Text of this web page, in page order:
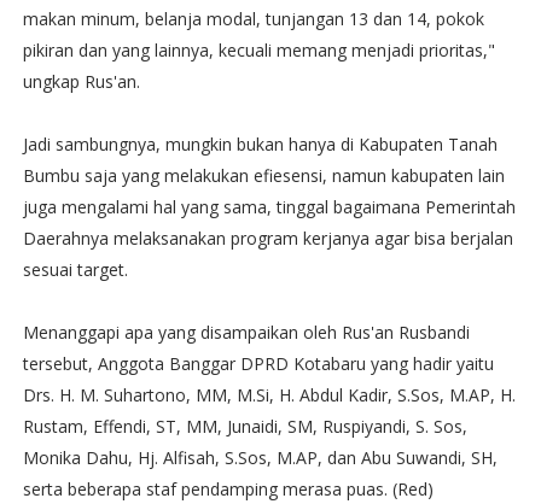
makan minum, belanja modal, tunjangan 13 dan 14, pokok
pikiran dan yang lainnya, kecuali memang menjadi prioritas,"
ungkap Rus'an.
Jadi sambungnya, mungkin bukan hanya di Kabupaten Tanah
Bumbu saja yang melakukan efiesensi, namun kabupaten lain
juga mengalami hal yang sama, tinggal bagaimana Pemerintah
Daerahnya melaksanakan program kerjanya agar bisa berjalan
sesuai target.
Menanggapi apa yang disampaikan oleh Rus'an Rusbandi
tersebut, Anggota Banggar DPRD Kotabaru yang hadir yaitu
Drs. H. M. Suhartono, MM, M.Si, H. Abdul Kadir, S.Sos, M.AP, H.
Rustam, Effendi, ST, MM, Junaidi, SM, Ruspiyandi, S. Sos,
Monika Dahu, Hj. Alfisah, S.Sos, M.AP, dan Abu Suwandi, SH,
serta beberapa staf pendamping merasa puas. (Red)